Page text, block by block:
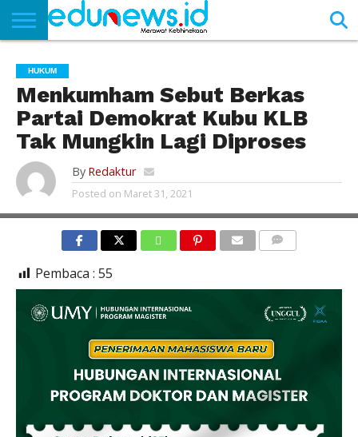
NEWS
EDUNEWS
LITERASI
PUSTAKA
SOSOK
TEKNO
KHASANAH
SASTRA
HUKUM
Menkumham Sebut Berkas
Partai Demokrat Kubu KLB
Tak Mungkin Lagi Diproses
By Redaktur
Posted on Maret 31, 2021
Pembaca : 55